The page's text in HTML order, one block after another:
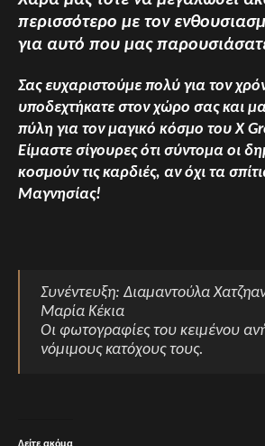
περισσότερο με τον
για αυτό που μας
Σας ευχαριστούμε πολύ για τον
υποδεχτήκατε στον χώρο σας και
πύλη για τον μαγικό κόσμο του X
Είμαστε σίγουρες ότι σύντομα οι
κοσμούν τις καρδιές, αν όχι τα
Μαγνησίας!
Συνέντευξη: Διαμαντούλα
Μαρία Κέκια
Οι φωτογραφίες του κειμένου
νόμιμους κατόχους τους.